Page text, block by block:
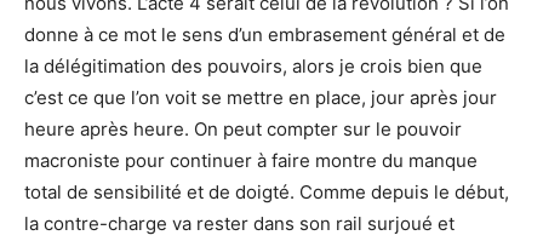
donne à ce mot le sens d’un embrasement général et de
la délégitimation des pouvoirs, alors je crois bien que
c’est ce que l’on voit se mettre en place, jour après jour
heure après heure. On peut compter sur le pouvoir
macroniste pour continuer à faire montre du manque
total de sensibilité et de doigté. Comme depuis le début,
la contre-charge va rester dans son rail surjoué et